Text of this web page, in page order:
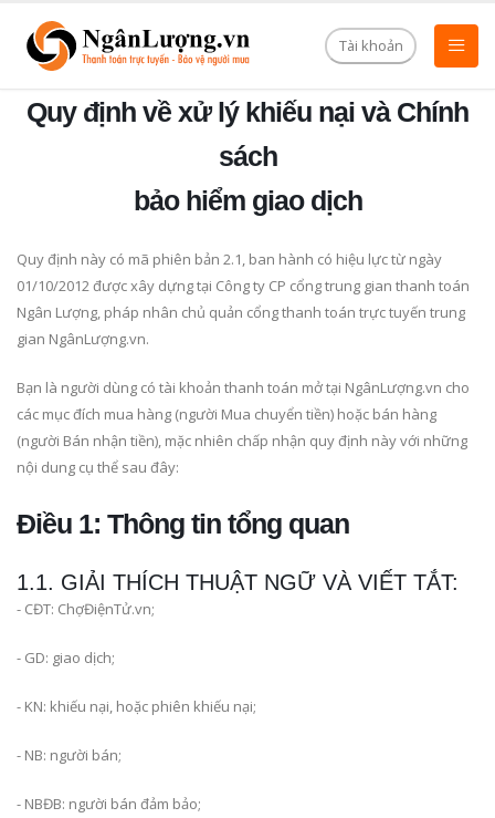
Tài khoản
Quy định về xử lý khiếu nại và Chính
sách
bảo hiểm giao dịch
Quy định này có mã phiên bản 2.1, ban hành có hiệu lực từ ngày
01/10/2012 được xây dựng tại Công ty CP cổng trung gian thanh toán
Ngân Lượng, pháp nhân chủ quản cổng thanh toán trực tuyến trung
gian NgânLượng.vn.
Bạn là người dùng có tài khoản thanh toán mở tại NgânLượng.vn cho
các mục đích mua hàng (người Mua chuyển tiền) hoặc bán hàng
(người Bán nhận tiền), mặc nhiên chấp nhận quy định này với những
nội dung cụ thể sau đây:
Điều 1: Thông tin tổng quan
1.1. GIẢI THÍCH THUẬT NGỮ VÀ VIẾT TẮT:
- CĐT: ChợĐiệnTử.vn;
- GD: giao dịch;
- KN: khiếu nại, hoặc phiên khiếu nại;
- NB: người bán;
- NBĐB: người bán đảm bảo;